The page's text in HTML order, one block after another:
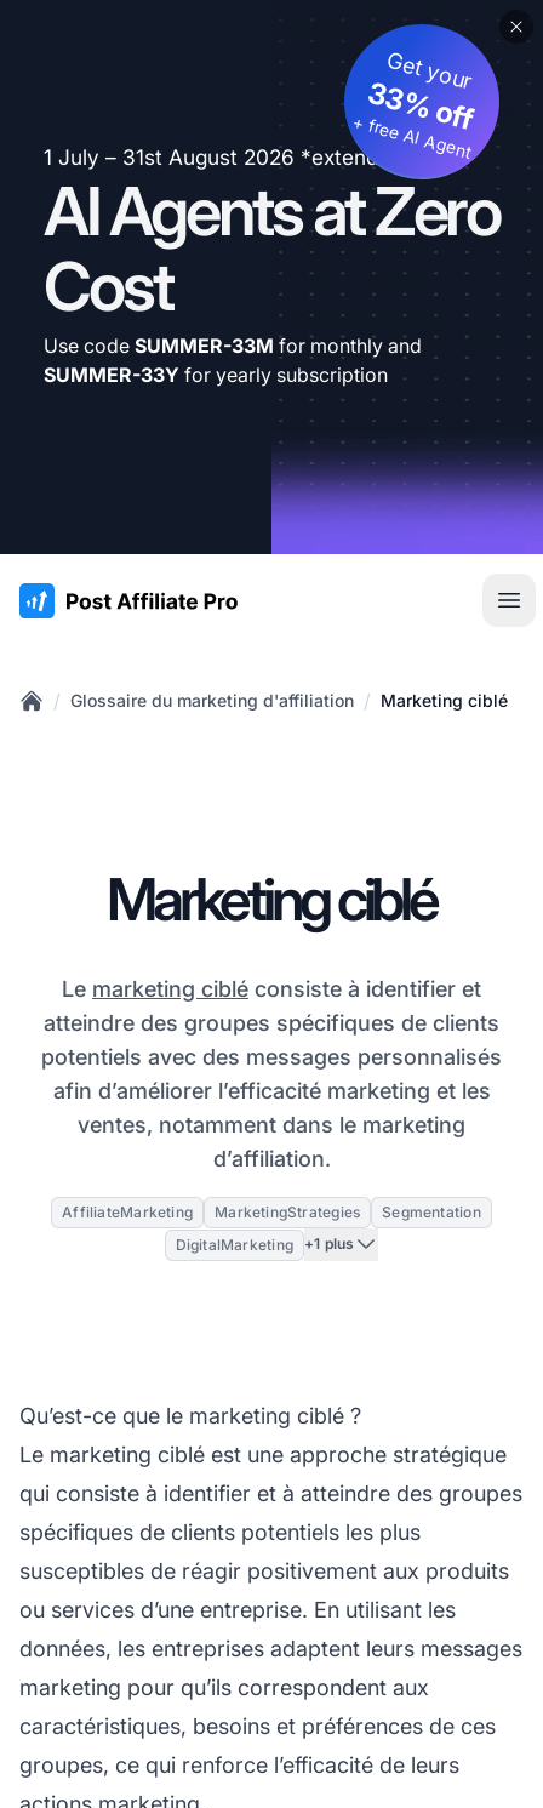
1 July – 31st August 2026 *extended
AI Agents at Zero
Cost
Get your
33% off
+ free AI Agent
Use code SUMMER-33M for monthly and
SUMMER-33Y for yearly subscription
:site.title
/ Glossaire du marketing d'affiliation / Marketing ciblé
Marketing ciblé
Le marketing ciblé consiste à identifier et
atteindre des groupes spécifiques de clients
potentiels avec des messages personnalisés
afin d’améliorer l’efficacité marketing et les
ventes, notamment dans le marketing
d’affiliation.
AffiliateMarketing MarketingStrategies
Segmentation
DigitalMarketing
+1 plus
Qu’est-ce que le marketing ciblé ?
Le marketing ciblé est une approche stratégique
qui consiste à identifier et à atteindre des groupes
spécifiques de clients potentiels les plus
susceptibles de réagir positivement aux produits
ou services d’une entreprise. En utilisant les
données, les entreprises adaptent leurs messages
marketing pour qu’ils correspondent aux
caractéristiques, besoins et préférences de ces
groupes, ce qui renforce l’efficacité de leurs